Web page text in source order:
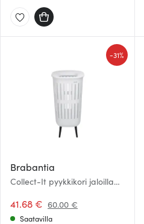
Brabantia
Collect-It pyykkikori jaloilla
41.68 € 60.00 €
-31%
Saatavilla